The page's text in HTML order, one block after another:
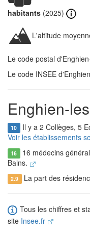
habitants (2025)
L'altitude
Le code postal
Le code INSEE
Enghien-
10 Il y a 2 Collèges, 5
Voir les établissements
16 16 médecins
Bains.
2.9 La part des
Tous les chiffres et
site Insee.fr